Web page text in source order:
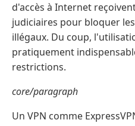
d'accès à Internet
judiciaires pour bloquer
illégaux. Du coup,
pratiquement
restrictions.
core/paragraph
Un VPN comme